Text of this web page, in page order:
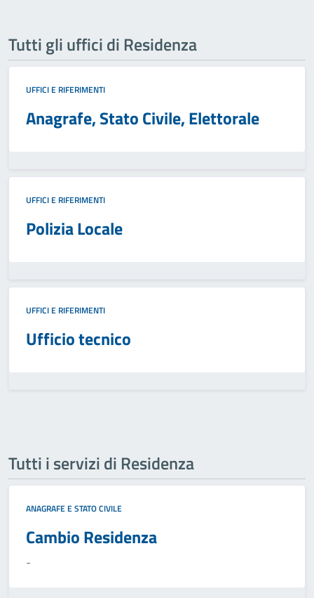
Tutti gli uffici di Residenza
UFFICI E RIFERIMENTI
Anagrafe, Stato Civile, Elettorale
UFFICI E RIFERIMENTI
Polizia Locale
UFFICI E RIFERIMENTI
Ufficio tecnico
Tutti i servizi di Residenza
ANAGRAFE E STATO CIVILE
Cambio Residenza
-